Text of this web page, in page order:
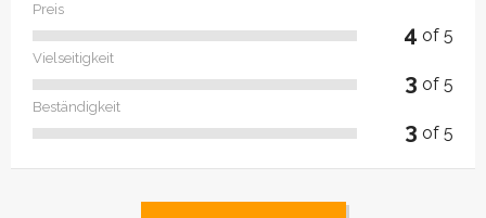
Preis
4 of 5
Vielseitigkeit
3 of 5
Beständigkeit
3 of 5